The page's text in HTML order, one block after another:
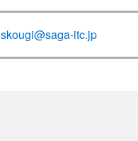
skougi@saga-itc.jp